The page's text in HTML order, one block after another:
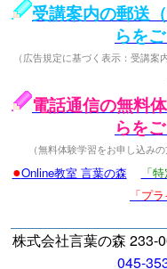
受講案内の郵送
らを
（広告規定に基づく表示：受講
電話通信の無料
らを
（無料体験学習をお申し込み
●Online教室 言葉の森
「
「プ
株式会社言葉の森 233-
045-